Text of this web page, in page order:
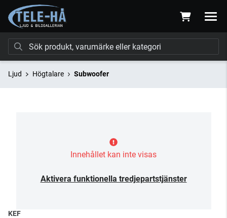
Ljud Högtalare Subwoofer
Innehållet kan inte visas
Aktivera funktionella tredjepartstjänster
KEF